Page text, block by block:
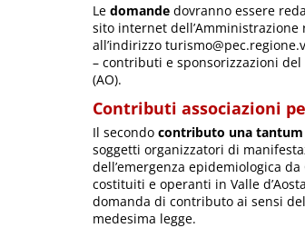
Le domande dovranno essere
sito internet
all’indirizzo
– contributi e sponsorizzazioni
(AO).
Contributi associazioni
Il secondo contributo una
soggetti organizzatori di
dell’emergenza epidemiologica
costituiti e operanti in Valle
domanda di contributo ai sensi
medesima legge.